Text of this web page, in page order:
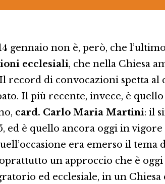
gennaio non è, però, che
ecclesiali, che nella Chiesa
record di convocazioni spetta al
Il più recente, invece, è
card. Carlo Maria Martini: il
ed è quello ancora oggi in
era emerso il tema
un approccio che è
ed ecclesiale, in un